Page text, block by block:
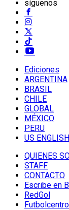
síguenos
Ediciones
ARGENTINA
BRASIL
CHILE
GLOBAL
MÉXICO
PERU
US ENGLISH
QUIENES
STAFF
CONTACTO
Escribe en
RedGol